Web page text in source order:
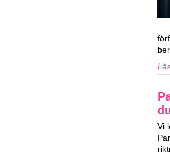
Vi